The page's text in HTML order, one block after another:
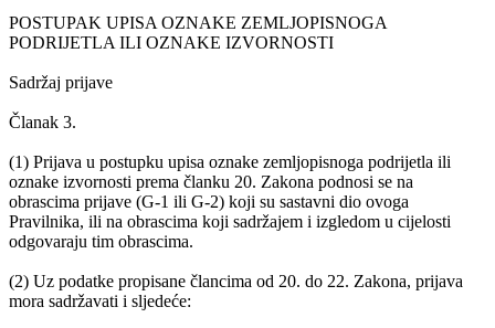
POSTUPAK UPISA OZNAKE ZEMLJOPISNOGA
PODRIJETLA ILI OZNAKE IZVORNOSTI
Sadržaj prijave
Članak 3.
(1) Prijava u postupku upisa oznake zemljopisnoga podrijetla ili
oznake izvornosti prema članku 20. Zakona podnosi se na
obrascima prijave (G-1 ili G-2) koji su sastavni dio ovoga
Pravilnika, ili na obrascima koji sadržajem i izgledom u cijelosti
odgovaraju tim obrascima.
(2) Uz podatke propisane člancima od 20. do 22. Zakona, prijava
mora sadržavati i sljedeće: